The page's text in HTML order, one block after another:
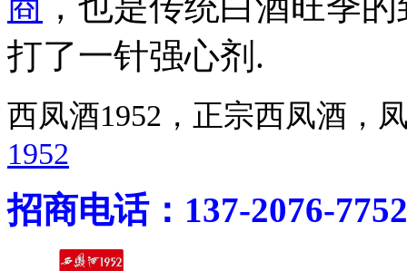
打了一针强心剂.
西凤酒1952，正宗西凤酒
1952
招商电话：137-2076-7752